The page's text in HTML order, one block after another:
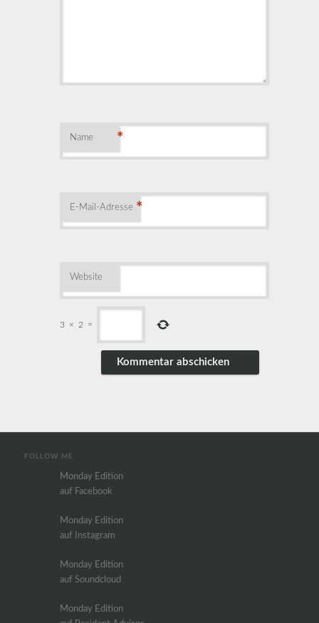
Name *
E-Mail-Adresse *
Website
3 × 2 =
FOLLOW ME
Monday Edition
auf Facebook
Monday Edition
auf Instagram
Monday Edition
auf Soundcloud
Monday Edition